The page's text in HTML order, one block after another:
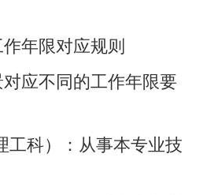
年限对应规则
应不同的工作年限要
科）：从事本专业技